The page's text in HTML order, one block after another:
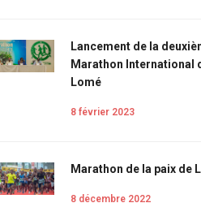
Lancement de la
Marathon International
Lomé
8 février 2023
Marathon de la paix de
8 décembre 2022